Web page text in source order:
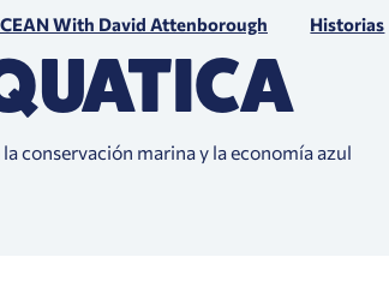
With David Attenborough Historias
conservación marina y la economía azul